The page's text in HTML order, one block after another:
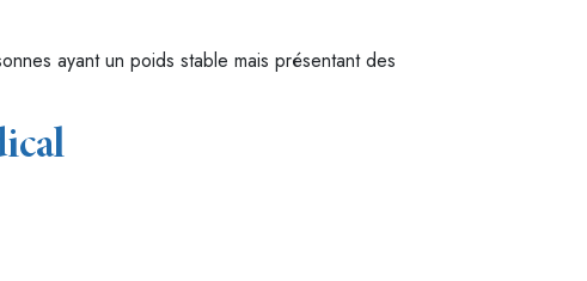
ayant un poids stable mais présentant des